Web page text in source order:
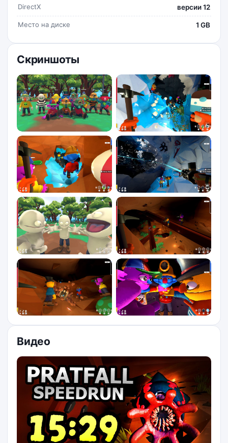
DirectX версии 12
Место на диске 1 GB
Скриншоты
Видео